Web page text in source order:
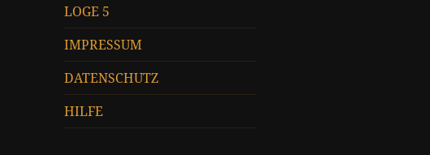
LOGE 5
IMPRESSUM
DATENSCHUTZ
HILFE